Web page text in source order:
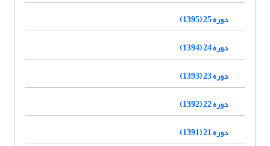
دوره 25 (1395)
دوره 24 (1394)
دوره 23 (1393)
دوره 22 (1392)
دوره 21 (1391)